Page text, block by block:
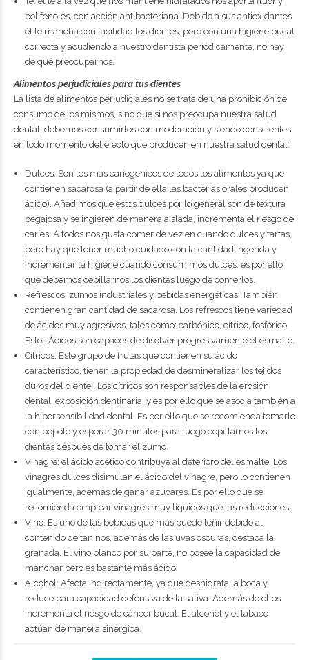
polifenoles, con acción antibacteriana. Debido a sus antioxidantes
él te mancha con facilidad los dientes, pero con una higiene bucal
correcta y acudiendo a nuestro dentista periódicamente, no hay
de qué preocuparnos.
Alimentos perjudiciales para tus dientes
La lista de alimentos perjudiciales no se trata de una prohibición de
consumo de los mismos, sino que si nos preocupa nuestra salud
dental, debemos consumirlos con moderación y siendo conscientes
en todo momento del efecto que producen en nuestra salud dental:
Dulces: Son los más cariogenicos de todos los alimentos ya que
contienen sacarosa (a partir de ella las bacterias orales producen
ácido). Añadimos que estos dulces por lo general son de textura
pegajosa y se ingieren de manera aislada, incrementa el riesgo de
caries. A todos nos gusta comer de vez en cuando dulces y tartas,
pero hay que tener mucho cuidado con la cantidad ingerida y
incrementar la higiene cuando consumimos dulces, es por ello
que debemos cepillarnos los dientes luego de comerlos.
Refrescos, zumos industriales y bebidas energéticas: También
contienen gran cantidad de sacarosa. Los refrescos tiene variedad
de ácidos muy agresivos, tales como: carbónico, cítrico, fosfórico.
Estos Ácidos son capaces de disolver progresivamente el esmalte.
Cítricos: Este grupo de frutas que contienen su ácido
característico, tienen la propiedad de desmineralizar los tejidos
duros del diente.. Los cítricos son responsables de la erosión
dental, exposición dentinaria, y es por ello que se asocia también a
la hipersensibilidad dental. Es por ello que se recomienda tomarlo
con popote y esperar 30 minutos para luego cepillarnos los
dientes después de tomar el zumo.
Vinagre: el ácido acético contribuye al deterioro del esmalte. Los
vinagres dulces disimulan el ácido del vinagre, pero lo contienen
igualmente, además de ganar azucares. Es por ello que se
recomienda emplear vinagres muy líquidos que las reducciones.
Vino: Es uno de las bebidas que más puede teñir debido al
contenido de taninos, además de las uvas oscuras, destaca la
granada. El vino blanco por su parte, no posee la capacidad de
manchar pero es bastante más ácido
Alcohol: Afecta indirectamente, ya que deshidrata la boca y
reduce para capacidad defensiva de la saliva. Además de ellos
incrementa el riesgo de cáncer bucal. El alcohol y el tabaco
actúan de manera sinérgica.